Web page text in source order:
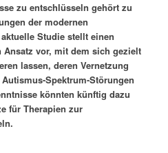
zu entschlüsseln gehört zu
der modernen
Studie stellt einen
vor, mit dem sich gezielt
lassen, deren Vernetzung
Spektrum-Störungen
könnten künftig dazu
für Therapien zur